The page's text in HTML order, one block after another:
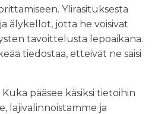
Ylirasituksesta
älykellot, jotta he voisivat
tavoittelusta lepoaikana.
tiedostaa, etteivät ne saisi
pääsee käsiksi tietoihin
lajivalinnoistamme ja